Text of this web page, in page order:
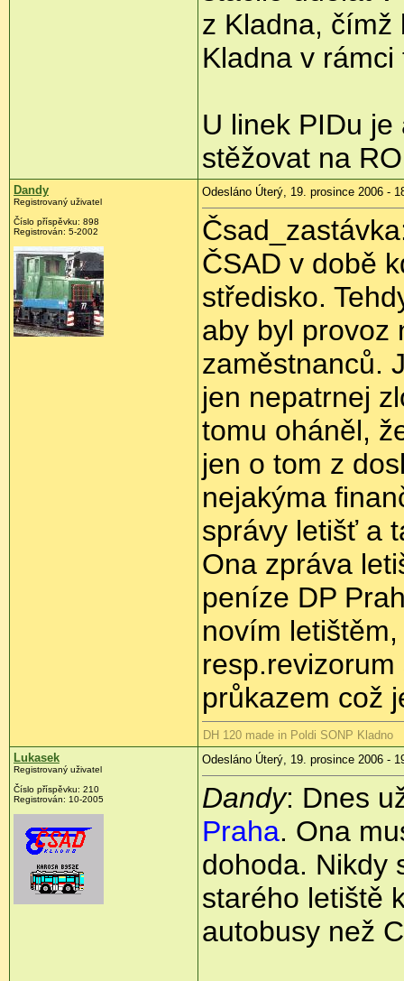
z Kladna, čímž
Kladna v rámci
U linek PIDu
stěžovat na
Dandy
Registrovaný uživatel
Číslo příspěvku: 898
Registrován: 5-2002
Odesláno Úterý, 19. prosince 2006 -
ČSAD v době
středisko.
aby byl provoz
zaměstnanců.
jen nepatrnej
tomu oháněl,
jen o tom z
nejakýma
správy letišť a
Ona zpráva
peníze DP
novím
průkazem což
DH 120 made in Poldi SONP Kladno
Lukasek
Registrovaný uživatel
Číslo příspěvku: 210
Registrován: 10-2005
Odesláno Úterý, 19. prosince 2006 -
Dandy: Dnes
Praha. Ona
dohoda. Nikdy
starého letiště
autobusy než